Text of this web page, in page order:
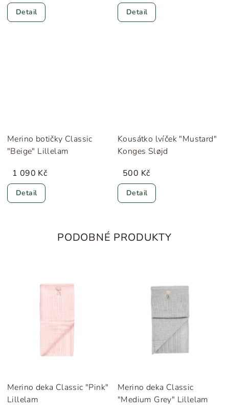
Detail Detail
Merino botičky Classic
"Beige" Lillelam
1 090 Kč
Detail
Kousátko lvíček "Mustard"
Konges Sløjd
500 Kč
Detail
PODOBNÉ PRODUKTY
Merino deka Classic "Pink"
Lillelam
Merino deka Classic
"Medium Grey" Lillelam